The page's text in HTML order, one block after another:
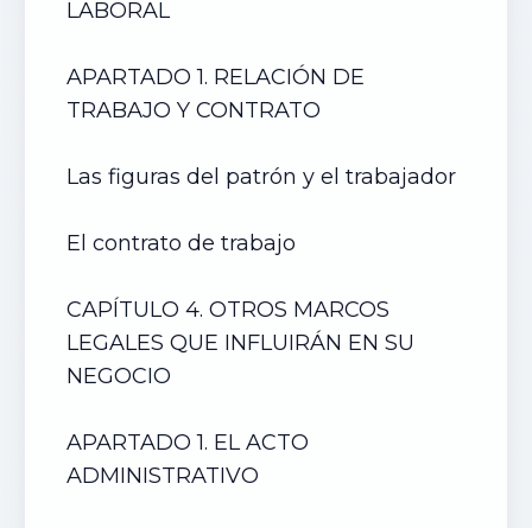
LABORAL
APARTADO 1. RELACIÓN DE
TRABAJO Y CONTRATO
Las figuras del patrón y el trabajador
El contrato de trabajo
CAPÍTULO 4. OTROS MARCOS
LEGALES QUE INFLUIRÁN EN SU
NEGOCIO
APARTADO 1. EL ACTO
ADMINISTRATIVO